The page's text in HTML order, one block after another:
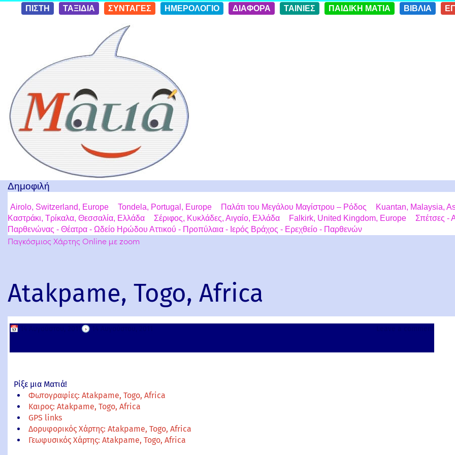
Skip to
conten
ΠΙΣΤΗ ΤΑΞΙΔΙΑ ΣΥΝΤΑΓΕΣ ΗΜΕΡΟΛΟΓΙΟ ΔΙΑΦΟΡΑ ΤΑΙΝΙΕΣ ΠΑΙΔΙΚΗ ΜΑΤΙΑ ΒΙΒΛΙΑ
Δημοφιλή
Airolo, Switzerland, Europe Tondela, Portugal, Europe Παλάτι του Μεγάλου Μαγίστρου – Ρόδος
Kuantan, Malaysia,
Καστράκι, Τρίκαλα, Θεσσαλία, Ελλάδα
Σέριφος, Κυκλάδες, Αιγαίο, Ελλάδα Falkirk, United Kingdom, Europe
Σπέτσες -
Παρθενώνας - Θέατρα - Ωδείο Ηρώδου Αττικού - Προπύλαια - Ιερός Βράχος - Ερεχθείο - Παρθενών
Παγκόσμιος Χάρτης Online με zoom
Atakpame, Togo, Africa
📅 🕟
Ρίξε μια Ματιά!
Φωτογραφίες: Atakpame, Togo, Africa
Καιρος: Atakpame, Togo, Africa
GPS links
Δορυφορικός Χάρτης: Atakpame, Togo, Africa
Γεωφυσικός Χάρτης: Atakpame, Togo, Africa